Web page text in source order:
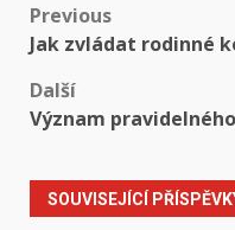
Post
Previous
Jak zvládat rodinné
Další
Význam
SOUVISEJÍCÍ